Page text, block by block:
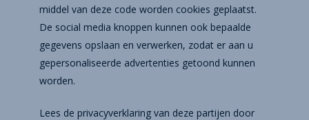
middel van deze code worden cookies geplaatst.
De social media knoppen kunnen ook bepaalde
gegevens opslaan en verwerken, zodat er aan u
gepersonaliseerde advertenties getoond kunnen
worden.
Lees de privacyverklaring van deze partijen door